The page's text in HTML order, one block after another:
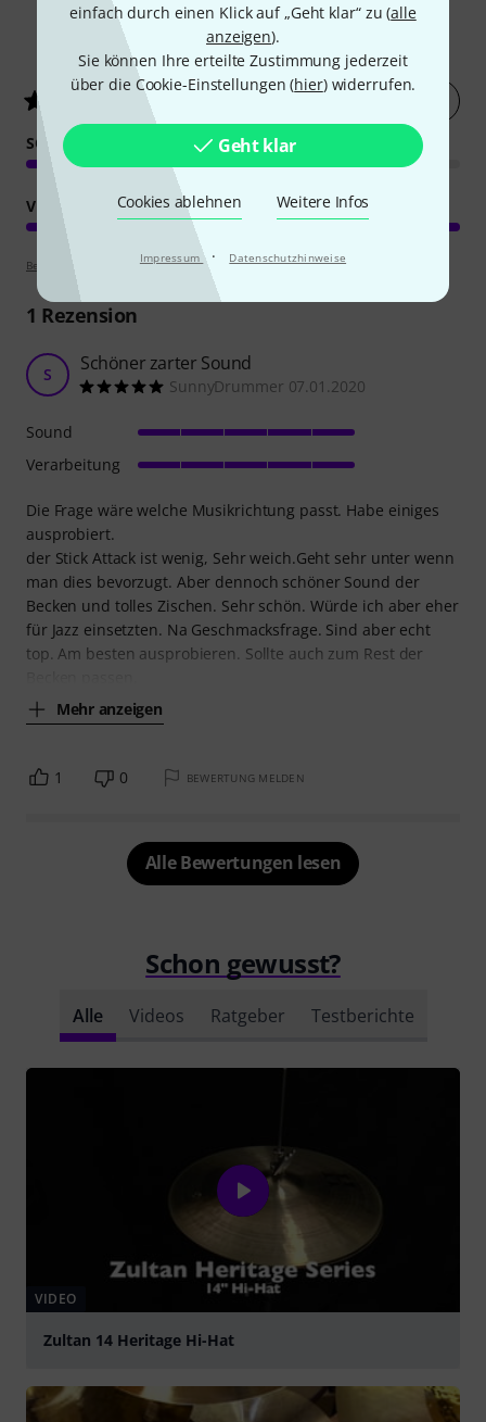
einfach durch einen Klick auf „Geht klar“ zu (alle
anzeigen).
Sie können Ihre erteilte Zustimmung jederzeit
über die Cookie-Einstellungen (hier) widerrufen.
Geht klar
Cookies ablehnen Weitere Infos
Impressum · Datenschutzhinweise
2Kundenbewertungen
Jetzt bewerten
SOUND
VERARBEITUNG
Bewertungsrichtlinien
1 Rezension
S Schöner zarter Sound
SunnyDrummer 07.01.2020
Die Frage wäre welche Musikrichtung passt. Habe einiges
ausprobiert.
der Stick Attack ist wenig, Sehr weich.Geht sehr unter wenn
man dies bevorzugt. Aber dennoch schöner Sound der
Becken und tolles Zischen. Sehr schön. Würde ich aber eher
für Jazz einsetzten. Na Geschmacksfrage. Sind aber echt
top. Am besten ausprobieren. Sollte auch zum Rest der
Mehr anzeigen
Sound
Verarbeitung
1 0 BEWERTUNG MELDEN
Alle Bewertungen lesen
Schon gewusst?
Alle Videos Ratgeber Testberichte
VIDEO
Zultan 14 Heritage Hi-Hat